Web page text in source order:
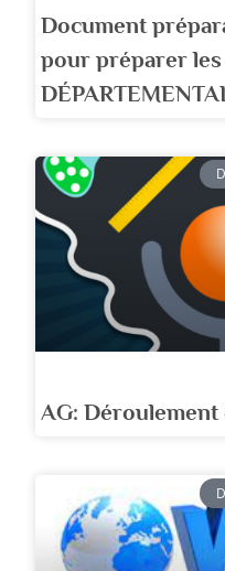
Document
pour préparer les
AG: Déroulement